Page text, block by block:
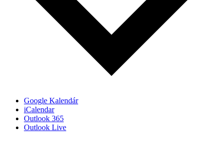
Google Kalendár
iCalendar
Outlook 365
Outlook Live